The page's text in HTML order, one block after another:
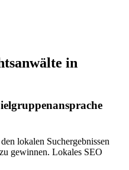
in
lokalen Suchergebnissen
gewinnen. Lokales SEO